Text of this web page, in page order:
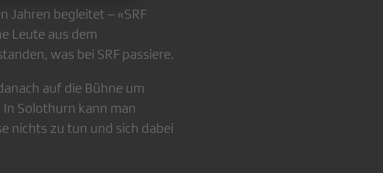
Jahren begleitet – «SRF
Leute aus dem
was bei SRF passiere.
auf die Bühne um
Solothurn kann man
nichts zu tun und sich dabei